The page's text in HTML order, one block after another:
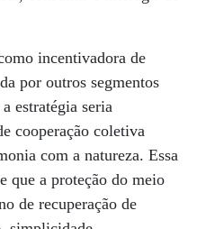
incentivadora de
por outros segmentos
estratégia seria
cooperação coletiva
com a natureza. Essa
que a proteção do meio
de recuperação de